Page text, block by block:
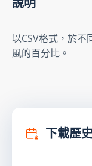
以CSV格式，於不
風的百分比。
下載歷